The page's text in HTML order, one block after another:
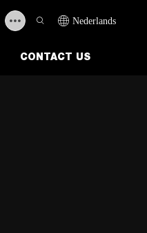
Nederlands
CONTACT US